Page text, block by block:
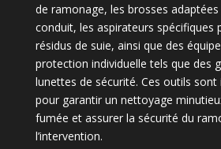
de ramonage, les brosses
conduit, les aspirateurs spécifiques
résidus de suie, ainsi que des
protection individuelle tels que des
lunettes de sécurité. Ces outils sont
pour garantir un nettoyage
fumée et assurer la sécurité du
l’intervention.